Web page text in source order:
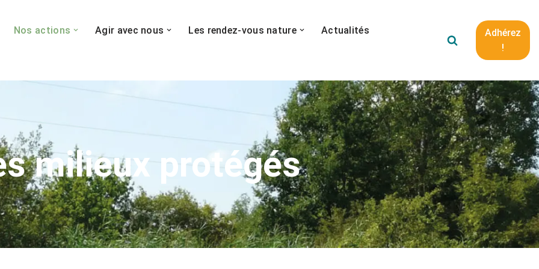
Nos actions Agir avec nous Les rendez-vous nature
Actualités
Adhérez
!
milieux protégés